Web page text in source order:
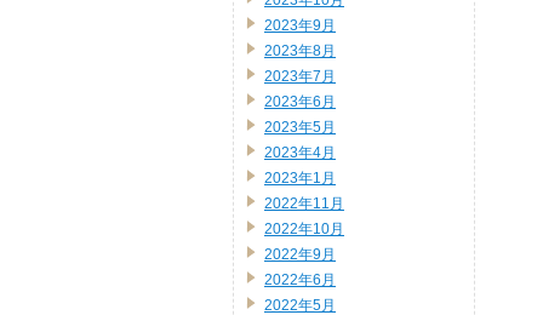
2023年9月
2023年8月
2023年7月
2023年6月
2023年5月
2023年4月
2023年1月
2022年11月
2022年10月
2022年9月
2022年6月
2022年5月